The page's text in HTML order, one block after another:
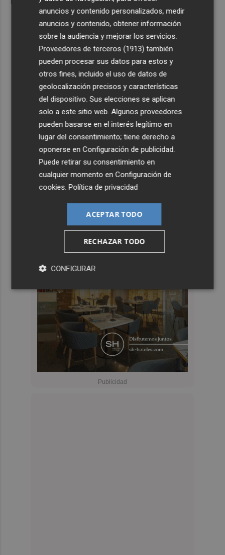
anuncios y contenido personalizados, medir
anuncios y contenido, obtener información
sobre la audiencia y mejorar los servicios.
Proveedores de terceros (1913) también
pueden procesar sus datos para estos y
otros fines, incluido el uso de datos de
geolocalización precisos y características
del dispositivo. Sus elecciones se aplican
solo a este sitio web. Algunos proveedores
pueden basarse en el interés legítimo en
lugar del consentimiento; tiene derecho a
oponerse enConfiguración de publicidad
Puede retirar su consentimiento en
cualquier momento enConfiguración de
cookies .Política de privacidad
ACEPTAR TODO
RECHAZAR TODO
CONFIGURAR